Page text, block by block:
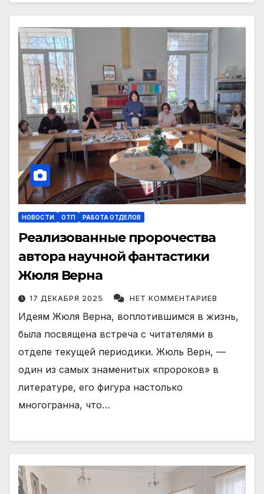
НОВОСТИ ОТП РАБОТА ОТДЕЛОВ
Реализованные пророчества
автора научной фантастики
Жюля Верна
17 ДЕКАБРЯ 2025 НЕТ КОММЕНТАРИЕВ
Идеям Жюля Верна, воплотившимся в жизнь,
была посвящена встреча с читателями в
отделе текущей периодики. Жюль Верн, —
один из самых знаменитых «пророков» в
литературе, его фигура настолько
многогранна, что…